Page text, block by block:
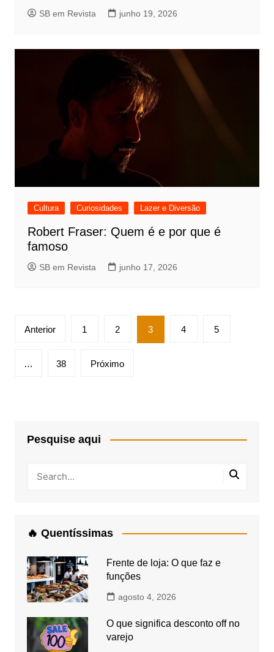
SB em Revista junho 19, 2026
Cultura Curiosidades Lazer e Diversão
Robert Fraser: Quem é e por que é
famoso
SB em Revista junho 17, 2026
Paginação
posts
Anterior 1 2 3 4 5
… 38 Próximo
Pesquise aqui
🔥 Quentíssimas
Frente de loja: O que faz e
funções
agosto 4, 2026
O que significa desconto off no
varejo